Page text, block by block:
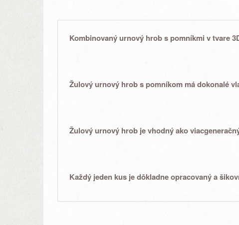
Kombinovaný urnový hrob s pomníkmi v tvare
Žulový urnový hrob s pomníkom mádokonalé
Žulový urnový hrob je vhodný ako
Každý jeden kus jedôkladne opracovanýa